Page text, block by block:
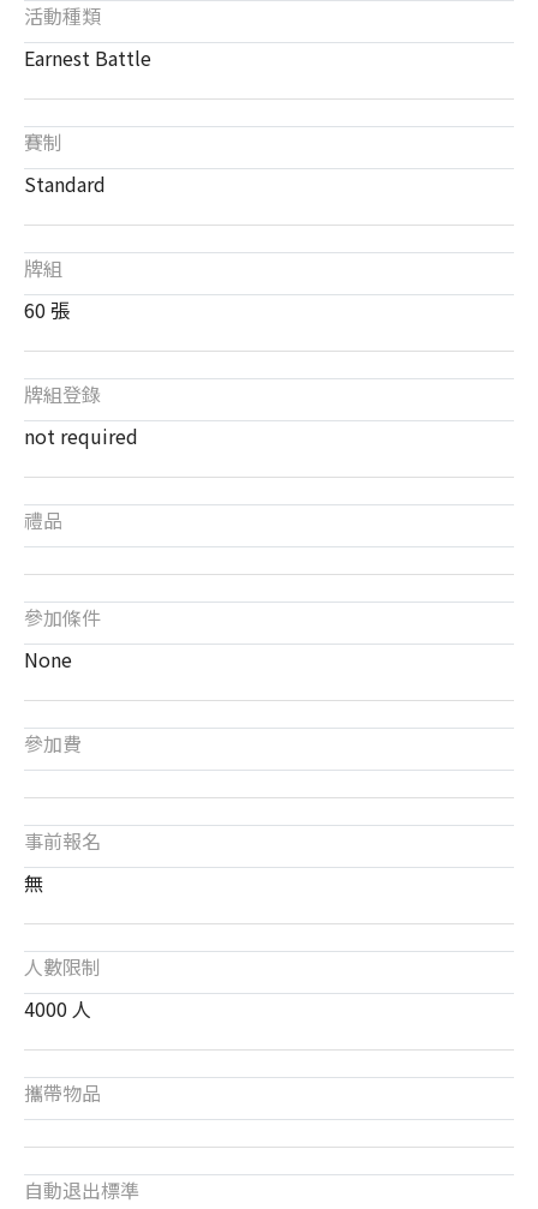
活動種類
Earnest Battle
賽制
Standard
牌組
60 張
牌組登錄
not required
禮品
參加條件
None
參加費
事前報名
無
人數限制
4000 人
攜帶物品
自動退出標準